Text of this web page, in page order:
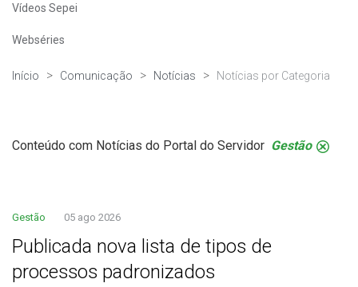
Vídeos Sepei
Webséries
Início Comunicação Notícias Notícias por Categoria
Conteúdo com Notícias do Portal do Servidor Gestão .
Gestão 05 ago 2026
Publicada nova lista de tipos de
processos padronizados